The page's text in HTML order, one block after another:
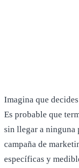
Imagina que
Es probable que
sin llegar a ninguna
campaña de
específicas y